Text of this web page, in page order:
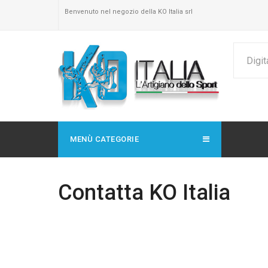
Benvenuto nel negozio della KO Italia srl
MENÙ CATEGORIE
Contatta KO Italia